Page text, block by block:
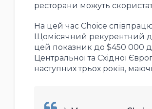
ресторани можуть
На цей час Choice
Щомісячний рекурентний
цей показник до $450 000
Центральної та Східної
наступних трьох років,